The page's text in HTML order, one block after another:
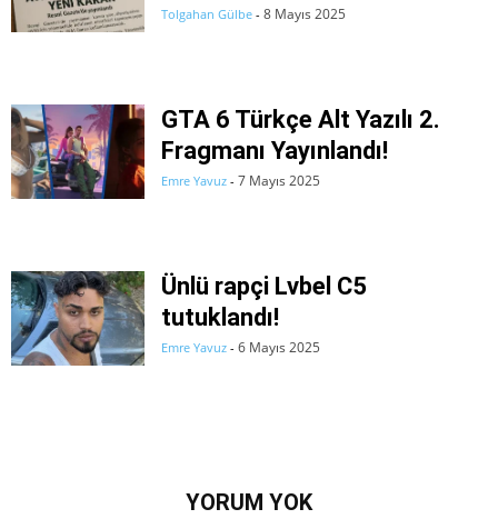
Tolgahan Gülbe - 8 Mayıs 2025
GTA 6 Türkçe Alt Yazılı 2.
Fragmanı Yayınlandı!
Emre Yavuz - 7 Mayıs 2025
Ünlü rapçi Lvbel C5
tutuklandı!
Emre Yavuz - 6 Mayıs 2025
YORUM YOK